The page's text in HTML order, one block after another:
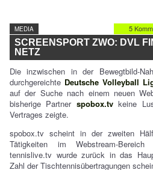
5
MEDIA
SCREENSPORT ZWO: DVL
NETZ
Die inzwischen in der Bewegtbild-
durchgereichte Deutsche Volleyball
auf der Suche nach einem neuen
bisherige Partner spobox.tvkeine
Vertrages zeigte.
spobox.tv scheint in der zweiten
Tätigkeiten im Webstream-
tennislive.tv wurde zurück in das
Zahl der Tischtennisübertragungen